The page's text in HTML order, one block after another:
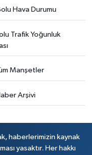
Hava Durumu
Trafik Yoğunluk
Manşetler
Arşivi
haberlerimizin kaynak
yasaktır. Her hakkı